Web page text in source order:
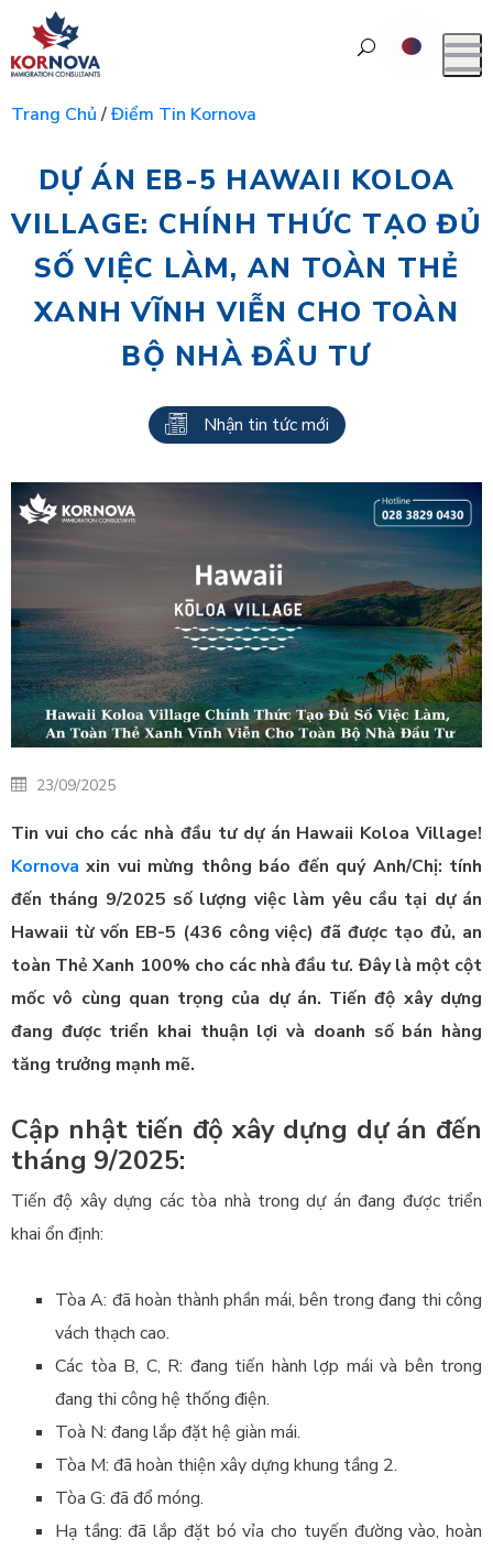
Trang Chủ/Điểm Tin Kornova
DỰ ÁN EB-5 HAWAII KOLOA
VILLAGE: CHÍNH THỨC TẠO ĐỦ
SỐ VIỆC LÀM, AN TOÀN THẺ
XANH VĨNH VIỄN CHO TOÀN
BỘ NHÀ ĐẦU TƯ
Nhận tin tức mới
23/09/2025
Tin vui cho các nhà đầu tư dự án Hawaii Koloa Village!
Kornova xin vui mừng thông báo đến quý Anh/Chị: tính
đến tháng 9/2025 số lượng việc làm yêu cầu tại dự án
Hawaii từ vốn EB-5 (436 công việc) đã được tạo đủ, an
toàn Thẻ Xanh 100% cho các nhà đầu tư. Đây là một cột
mốc vô cùng quan trọng của dự án. Tiến độ xây dựng
đang được triển khai thuận lợi và doanh số bán hàng
tăng trưởng mạnh mẽ.
Cập nhật tiến độ xây dựng dự án đến
tháng 9/2025:
Tiến độ xây dựng các tòa nhà trong dự án đang được triển
khai ổn định:
Tòa A: đã hoàn thành phần mái, bên trong đang thi công
vách thạch cao.
Các tòa B, C, R: đang tiến hành lợp mái và bên trong
đang thi công hệ thống điện.
Toà N: đang lắp đặt hệ giàn mái.
Tòa M: đã hoàn thiện xây dựng khung tầng 2.
Tòa G: đã đổ móng.
Hạ tầng: đã lắp đặt bó vỉa cho tuyến đường vào, hoàn